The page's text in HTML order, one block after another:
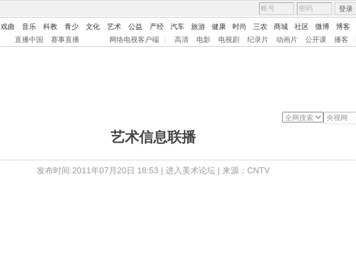
登录
戏曲 音乐 科教 青少 文化 艺术 公益 产经 汽车 旅游 健康 时尚 三农 商城 社区 微博 博客
直播中国 赛事直播 网络电视客户端 高清 电影 电视剧 纪录片 动画片 公开课 播客
艺术信息联播
发布时间:2011年07月20日 18:53 | 进入美术论坛 | 来源：CNTV